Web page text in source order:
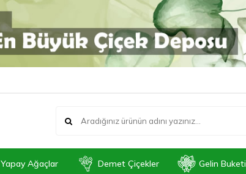
Yapay Ağaçlar Demet Çiçekler Gelin Buketi